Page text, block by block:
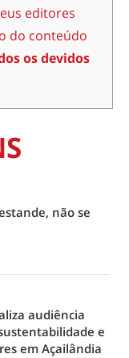
editores
do conteúdo
os devidos
não se
audiência
e
em Açailândia